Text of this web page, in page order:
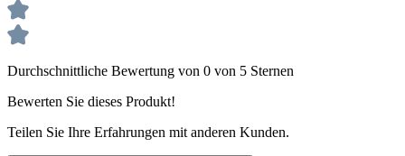
Durchschnittliche Bewertung von 0 von 5 Sternen
Bewerten Sie dieses Produkt!
Teilen Sie Ihre Erfahrungen mit anderen Kunden.